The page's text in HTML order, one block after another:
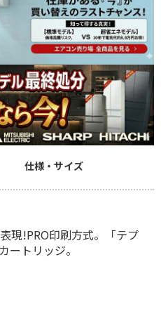
仕様・サイズ
現!PRO印刷方式。「テプ
ートリッジ。